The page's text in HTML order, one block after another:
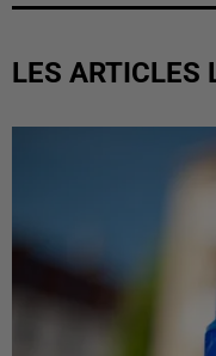
LES ARTICLES